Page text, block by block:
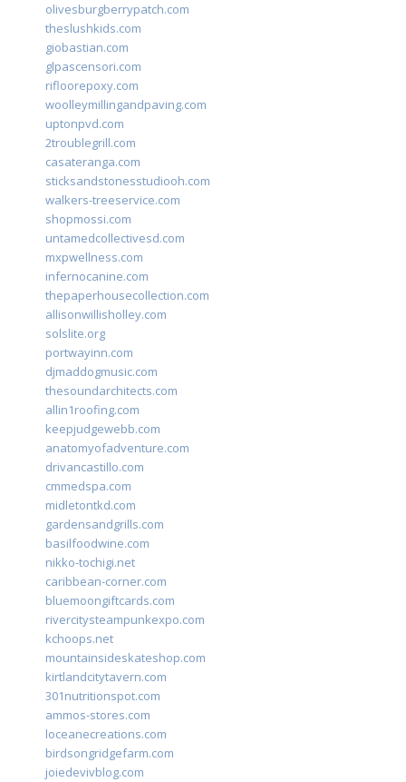
olivesburgberrypatch.com
theslushkids.com
giobastian.com
glpascensori.com
rifloorepoxy.com
woolleymillingandpaving.com
uptonpvd.com
2troublegrill.com
casateranga.com
sticksandstonesstudiooh.com
walkers-treeservice.com
shopmossi.com
untamedcollectivesd.com
mxpwellness.com
infernocanine.com
thepaperhousecollection.com
allisonwillisholley.com
solslite.org
portwayinn.com
djmaddogmusic.com
thesoundarchitects.com
allin1roofing.com
keepjudgewebb.com
anatomyofadventure.com
drivancastillo.com
cmmedspa.com
midletontkd.com
gardensandgrills.com
basilfoodwine.com
nikko-tochigi.net
caribbean-corner.com
bluemoongiftcards.com
rivercitysteampunkexpo.com
kchoops.net
mountainsideskateshop.com
kirtlandcitytavern.com
301nutritionspot.com
ammos-stores.com
loceanecreations.com
birdsongridgefarm.com
joiedevivblog.com